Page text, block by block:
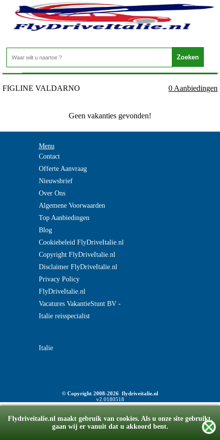
Flydriveitalie.nl maakt gebruik van cookies. Als u onze site gebruikt,
gaan wij er vanuit dat u akkoord bent.
Italie - TOSCANE - FIGLINE VALDARNO
Home>
FIGLINE VALDARNO 0 Aanbiedingen
Geen vakanties gevonden!
Menu
Contact
Offerte Aanvraag
Nieuwsbrief
Over Ons
Algemene Voorwaarden
Top Aanbiedingen
Blog
Cookiebeleid FlyDriveItalie.nl
Copyright FlyDriveItalie.nl
Disclaimer FlyDriveItalie.nl
Privacy Policy
FlyDriveItalie.nl
Vacatures VakantieStunt BV -
Italie reisspecialist
Italie
© Copyright 2008-2026 flydriveitalie.nl
v2.0180518